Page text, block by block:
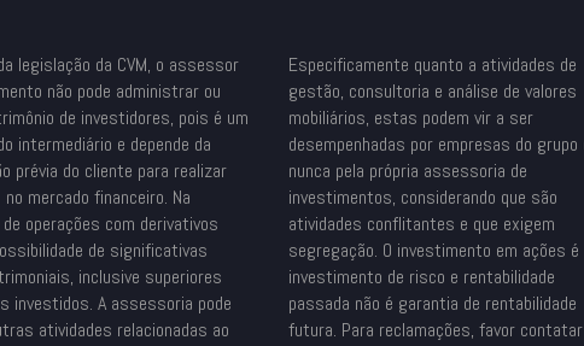
legislação da CVM, o assessor
não pode administrar ou
de investidores, pois é um
intermediário e depende da
prévia do cliente para realizar
mercado financeiro. Na
operações com derivativos
de significativas
inclusive superiores
investidos. A assessoria pode
atividades relacionadas ao
Especificamente quanto a atividades de
gestão, consultoria e análise de valores
mobiliários, estas podem vir a ser
desempenhadas por empresas do grupo
nunca pela própria assessoria de
investimentos, considerando que são
atividades conflitantes e que exigem
segregação. O investimento em ações é
investimento de risco e rentabilidade
passada não é garantia de rentabilidade
futura. Para reclamações, favor